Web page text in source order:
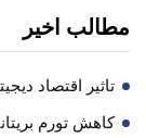
مطالب اخیر
تاثیر اقتصاد
کاهش تورم بریتانیا به